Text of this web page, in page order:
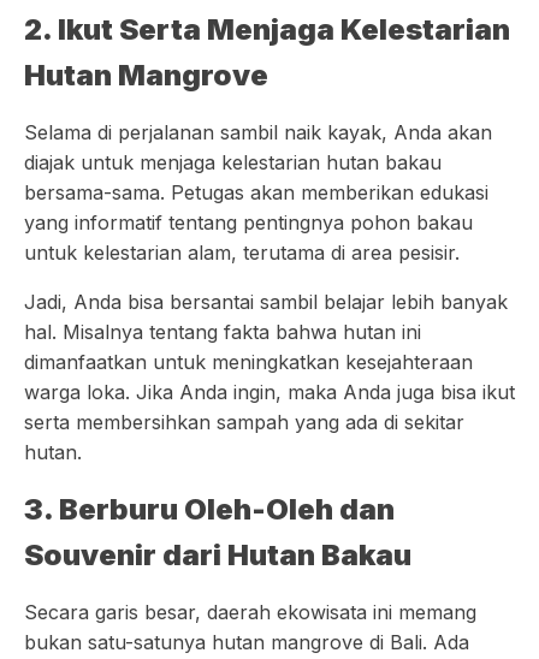
2. Ikut Serta Menjaga Kelestarian
Hutan Mangrove
Selama di perjalanan sambil naik kayak, Anda akan
diajak untuk menjaga kelestarian hutan bakau
bersama-sama. Petugas akan memberikan edukasi
yang informatif tentang pentingnya pohon bakau
untuk kelestarian alam, terutama di area pesisir.
Jadi, Anda bisa bersantai sambil belajar lebih banyak
hal. Misalnya tentang fakta bahwa hutan ini
dimanfaatkan untuk meningkatkan kesejahteraan
warga loka. Jika Anda ingin, maka Anda juga bisa ikut
serta membersihkan sampah yang ada di sekitar
hutan.
3. Berburu Oleh-Oleh dan
Souvenir dari Hutan Bakau
Secara garis besar, daerah ekowisata ini memang
bukan satu-satunya hutan mangrove di Bali. Ada